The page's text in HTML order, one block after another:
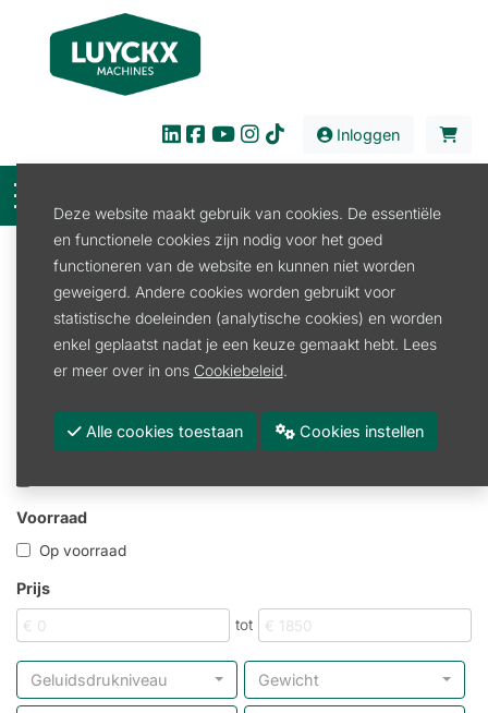
Inloggen
Filter
Verkoop
Grondboor
Grondboor
Promoties
Merk
Voorraad
Op voorraad
Prijs
tot
Geluidsdrukniveau Gewicht
Deze website maakt gebruik van cookies. De essentiële
en functionele cookies zijn nodig voor het goed
functioneren van de website en kunnen niet worden
geweigerd. Andere cookies worden gebruikt voor
statistische doeleinden (analytische cookies) en worden
enkel geplaatst nadat je een keuze gemaakt hebt. Lees
er meer over in ons Cookiebeleid.
Alle cookies toestaan Cookies instellen